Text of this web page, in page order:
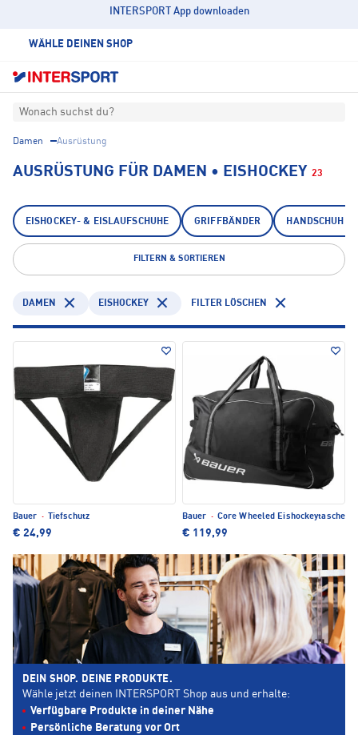
INTERSPORT App downloaden
WÄHLE DEINEN SHOP
Wonach suchst du?
Damen Ausrüstung
AUSRÜSTUNG FÜR DAMEN • EISHOCKEY 23
EISHOCKEY- & EISLAUFSCHUHE GRIFFBÄNDER HANDSCHUHE
FILTERN & SORTIEREN
DAMEN EISHOCKEY FILTER LÖSCHEN
Bauer · Tiefschutz
€ 24,99
Bauer · Core Wheeled Eishockeytasche
€ 119,99
DEIN SHOP. DEINE PRODUKTE.
Wähle jetzt deinen INTERSPORT Shop aus und erhalte:
Verfügbare Produkte in deiner Nähe
Persönliche Beratung vor Ort